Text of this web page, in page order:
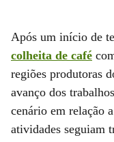
Após um início de
colheita de café
regiões produtoras
avanço dos
cenário em relação
atividades seguiam